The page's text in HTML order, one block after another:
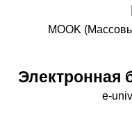
МООK
Электронная
e-